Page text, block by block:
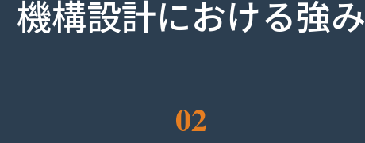
機構設計における強み
02